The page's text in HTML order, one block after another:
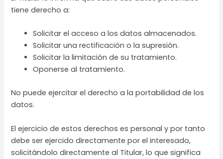
tiene derecho a:
Solicitar el acceso a los datos almacenados.
Solicitar una rectificación o la supresión.
Solicitar la limitación de su tratamiento.
Oponerse al tratamiento.
No puede ejercitar el derecho a la portabilidad de los
datos.
El ejercicio de estos derechos es personal y por tanto
debe ser ejercido directamente por el interesado,
solicitándolo directamente al Titular, lo que significa